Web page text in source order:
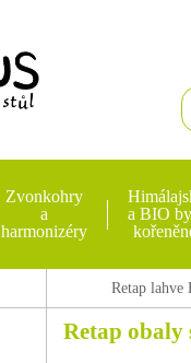
Zvonkohry
a
harmonizéry
a BIO
Retap lahve
Retap obaly